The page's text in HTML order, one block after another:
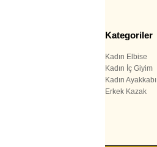
Kategoriler
Kadın Elbise
Kadın İç Giyim
Kadın Ayakkabı
Erkek Kazak